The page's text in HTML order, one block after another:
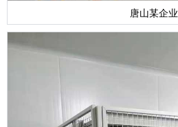
唐山某企业